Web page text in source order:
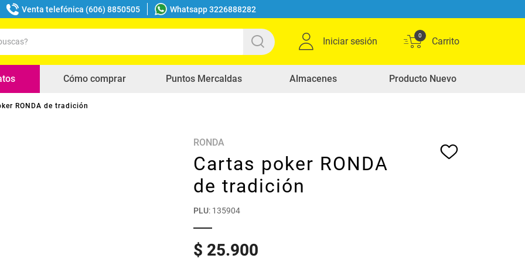
Venta telefónica (606) 8850505 Whatsapp 3226888282
Iniciar sesión
0
Cómo comprar Puntos Mercaldas Almacenes Producto Nuevo
RONDA de tradición
RONDA
Cartas poker RONDA
de tradición
PLU: 135904
$ 25.900
buscados